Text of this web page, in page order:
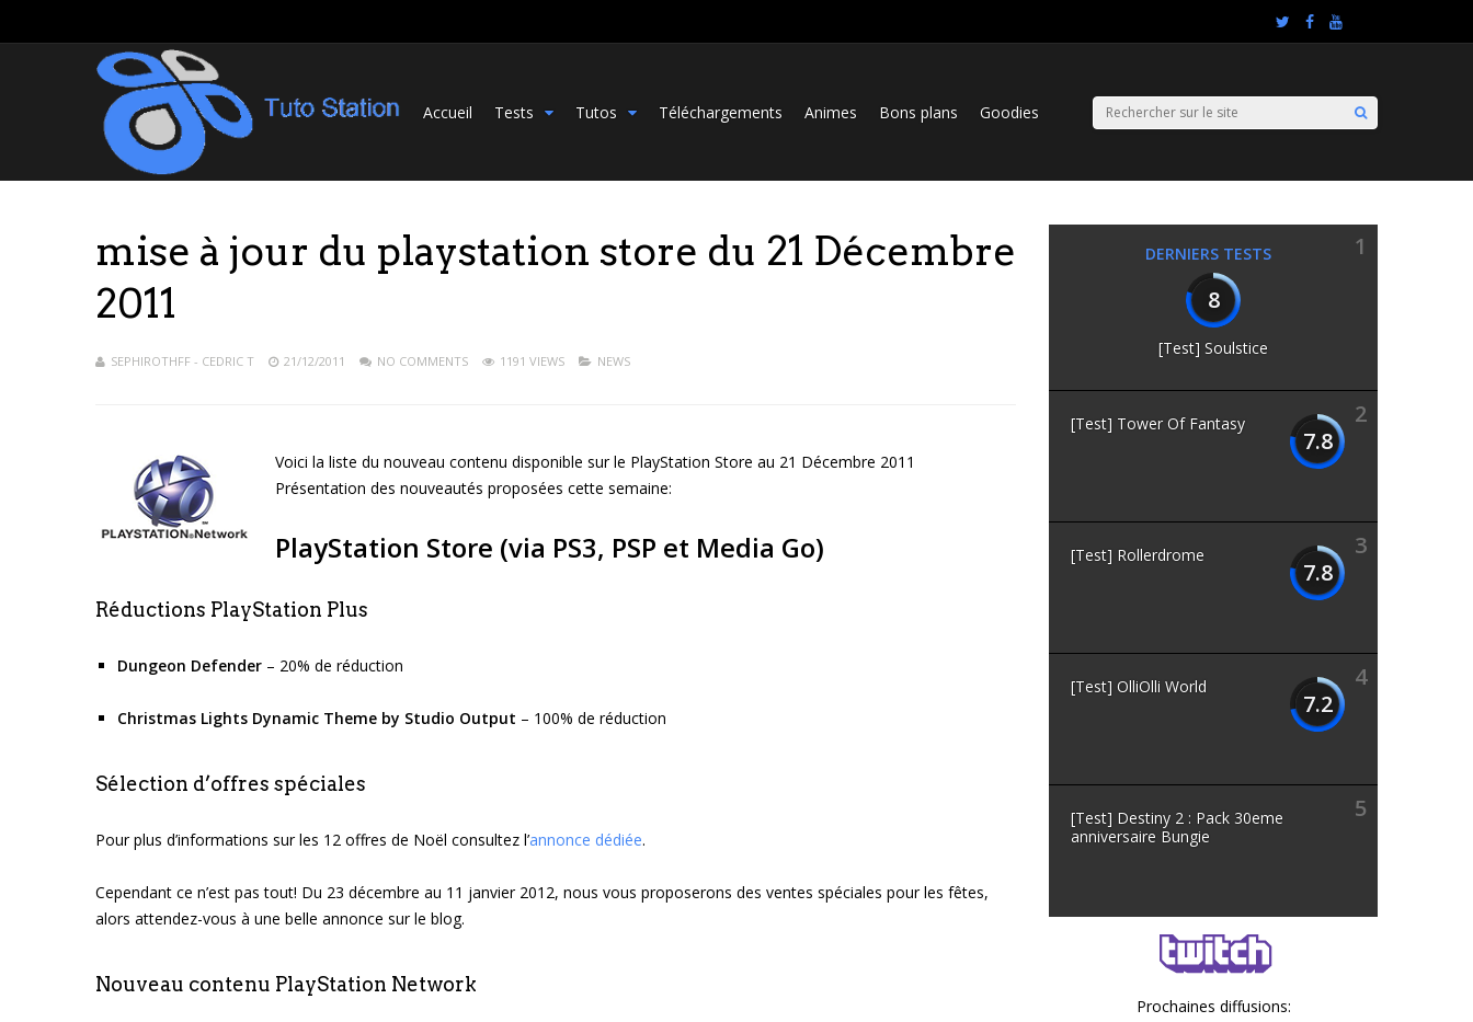
Accueil Tests Tutos Téléchargements Animes Bons plans Goodies
mise à jour du playstation store du 21 Décembre
2011
SEPHIROTHFF - CEDRIC T 21/12/2011 NO COMMENTS 1191 VIEWS NEWS
Voici la liste du nouveau contenu disponible sur le PlayStation Store au 21 Décembre 2011
Présentation des nouveautés proposées cette semaine:
PlayStation Store (via PS3, PSP et Media Go)
Réductions PlayStation Plus
Dungeon Defender – 20% de réduction
Christmas Lights Dynamic Theme by Studio Output – 100% de réduction
Sélection d’offres spéciales
Pour plus d’informations sur les 12 offres de Noël consultez l’annonce dédiée.
Cependant ce n’est pas tout! Du 23 décembre au 11 janvier 2012, nous vous proposerons des ventes spéciales pour les fêtes,
alors attendez-vous à une belle annonce sur le blog.
Nouveau contenu PlayStation Network
DERNIERS TESTS
1
8
[Test] Soulstice
2
7.8
[Test] Tower Of Fantasy
3
7.8
[Test] Rollerdrome
4
7.2
[Test] OlliOlli World
5
[Test] Destiny 2 : Pack 30eme
anniversaire Bungie
Prochaines diffusions: